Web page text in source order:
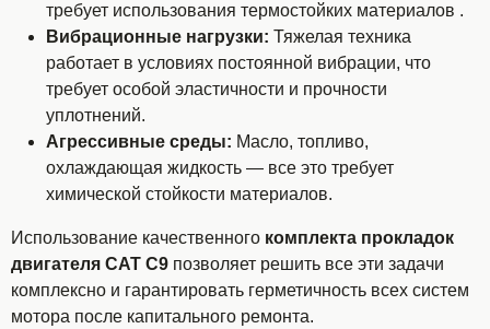
требует использования термостойких материалов .
Вибрационные нагрузки: Тяжелая техника
работает в условиях постоянной вибрации, что
требует особой эластичности и прочности
уплотнений.
Агрессивные среды: Масло, топливо,
охлаждающая жидкость — все это требует
химической стойкости материалов.
Использование качественного комплекта прокладок
двигателя CAT C9 позволяет решить все эти задачи
комплексно и гарантировать герметичность всех систем
мотора после капитального ремонта.